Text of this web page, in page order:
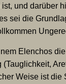
und darüber
sei die
Elenchos
Weise ist